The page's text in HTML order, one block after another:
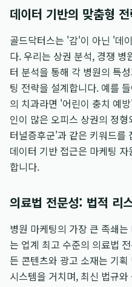
데이터 기반의 맞춤형
골드닥터스는 '감'이 아닌 '데
다. 우리는 상권 분석, 경쟁 병
터 분석을 통해 각 병원의 특
팅 전략을 설계합니다. 예를
의 치과라면 '어린이 충치 예
인이 많은 오피스 상권의 정
터널증후군'과 같은 키워드를
데이터 기반 접근은 마케팅
합니다.
의료법 전문성: 법적
병원 마케팅의 가장 큰 족쇄는
는 업계 최고 수준의 의료법
든 콘텐츠와 광고 소재는 기
시스템을 거치며, 최신 법규